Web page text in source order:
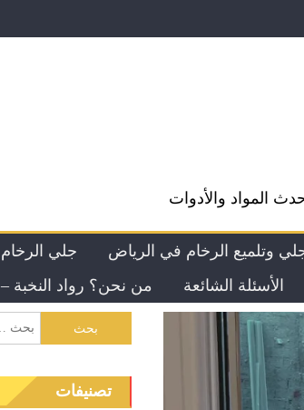
المواد والأدوات
جلي الرخام وتلميع الرخام في الرياض
من نحن؟ رواد النخبة – 0553931738
الأسئلة الشائعة
تصنيفات